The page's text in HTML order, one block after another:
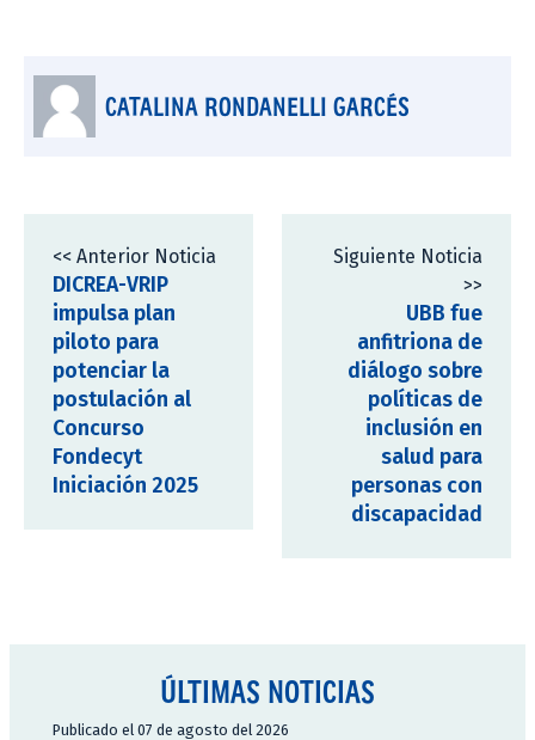
CATALINA RONDANELLI GARCÉS
<< Anterior Noticia
DICREA-VRIP
impulsa plan
piloto para
potenciar la
postulación al
Concurso
Fondecyt
Iniciación 2025
Siguiente Noticia
>>
UBB fue
anfitriona de
diálogo sobre
políticas de
inclusión en
salud para
personas con
discapacidad
ÚLTIMAS NOTICIAS
Publicado el 07 de agosto del 2026